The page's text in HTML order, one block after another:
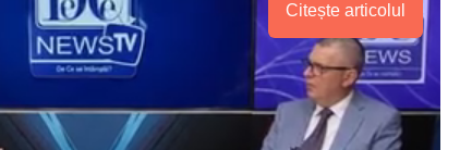
Citește articolul